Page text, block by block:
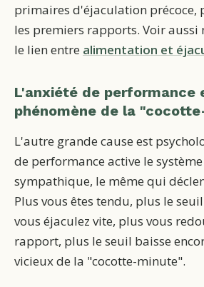
primaires d'éjaculation précoce,
les premiers rapports. Voir aussi
le lien entre alimentation et
L'anxiété de performance
phénomène de la
L'autre grande cause est
de performance active le
sympathique, le même qui
Plus vous êtes tendu, plus le
vous éjaculez vite, plus vous
rapport, plus le seuil baisse
vicieux de la "cocotte-minute".